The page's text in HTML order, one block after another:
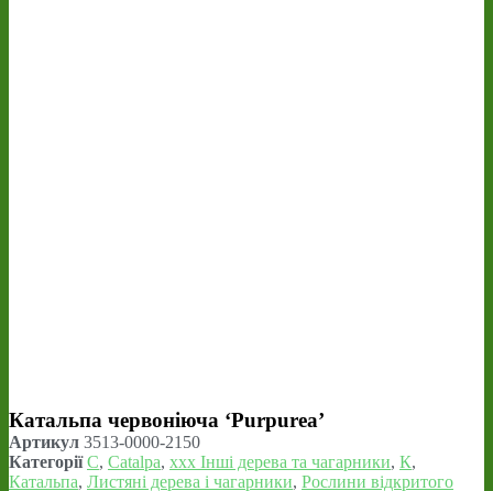
Катальпа червоніюча ‘Purpurea’
Артикул 3513-0000-2150
Категорії C, Catalpa, xxx Інші дерева та чагарники, К,
Катальпа, Листяні дерева і чагарники, Рослини відкритого